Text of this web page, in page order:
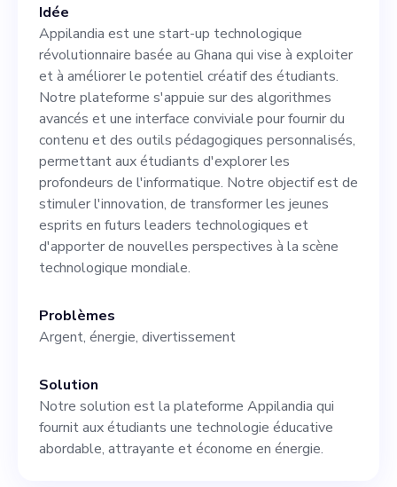
et mon engagement à créer
un impact durable et
significatif sur l'écosystème
de l'enseignement
technologique. Cette
personne doit faire preuve
d'un état d'esprit proactif,
faire preuve de leadership et
avoir une solide
compréhension de la
planification stratégique, de
la gestion des risques et du
développement
commercial. »
Idée
Appilandia est une start-up technologique
révolutionnaire basée au Ghana qui vise à exploiter
et à améliorer le potentiel créatif des étudiants.
Notre plateforme s'appuie sur des algorithmes
avancés et une interface conviviale pour fournir du
contenu et des outils pédagogiques personnalisés,
permettant aux étudiants d'explorer les
profondeurs de l'informatique. Notre objectif est de
stimuler l'innovation, de transformer les jeunes
esprits en futurs leaders technologiques et
d'apporter de nouvelles perspectives à la scène
technologique mondiale.
Problèmes
Argent, énergie, divertissement
Solution
Notre solution est la plateforme Appilandia qui
fournit aux étudiants une technologie éducative
abordable, attrayante et économe en énergie.